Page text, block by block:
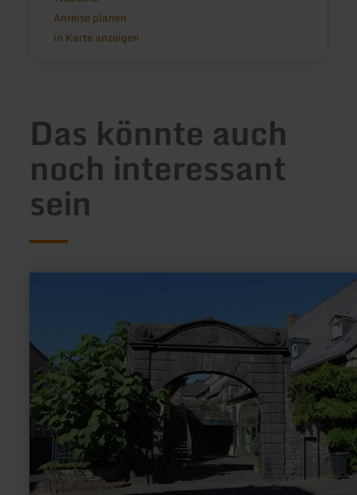
Anreise planen
in Karte anzeigen
Das könnte auch
noch interessant
sein